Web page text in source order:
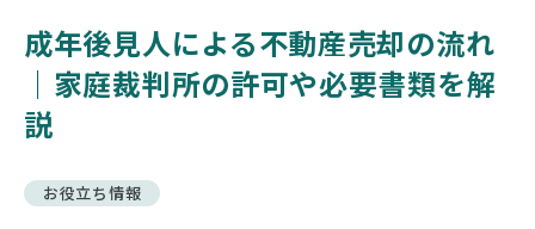
成年後見人による不動産売却の流れ
｜家庭裁判所の許可や必要書類を解
説
お役立ち情報